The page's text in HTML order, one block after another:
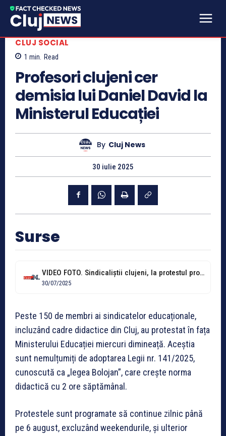
CLUJ SOCIAL
1 min. Read
Profesori clujeni cer
demisia lui Daniel David la
Ministerul Educației
By Cluj News
30 iulie 2025
Surse
VIDEO FOTO. Sindicaliștii clujeni, la protestul profesorilor de la Ministerul Educației. Cer...
30/07/2025
Peste 150 de membri ai sindicatelor educaționale,
incluzând cadre didactice din Cluj, au protestat în fața
Ministerului Educației miercuri dimineață. Aceștia
sunt nemulțumiți de adoptarea Legii nr. 141/2025,
cunoscută ca „legea Bolojan”, care crește norma
didactică cu 2 ore săptămânal.
Protestele sunt programate să continue zilnic până
pe 6 august, excluzând weekendurile, și ulterior